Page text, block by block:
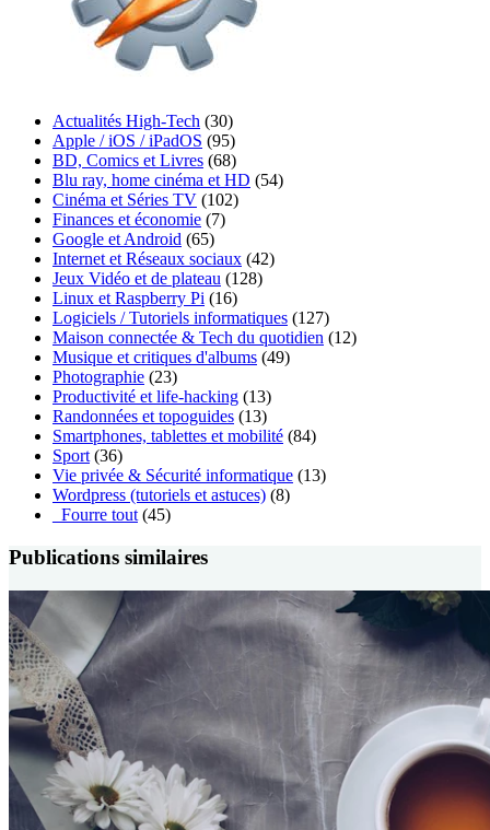
Actualités High-Tech (30)
Apple / iOS / iPadOS (95)
BD, Comics et Livres (68)
Blu ray, home cinéma et HD (54)
Cinéma et Séries TV (102)
Finances et économie (7)
Google et Android (65)
Internet et Réseaux sociaux (42)
Jeux Vidéo et de plateau (128)
Linux et Raspberry Pi (16)
Logiciels / Tutoriels informatiques (127)
Maison connectée & Tech du quotidien (12)
Musique et critiques d'albums (49)
Photographie (23)
Productivité et life-hacking (13)
Randonnées et topoguides (13)
Smartphones, tablettes et mobilité (84)
Sport (36)
Vie privée & Sécurité informatique (13)
Wordpress (tutoriels et astuces) (8)
_Fourre tout (45)
Publications similaires